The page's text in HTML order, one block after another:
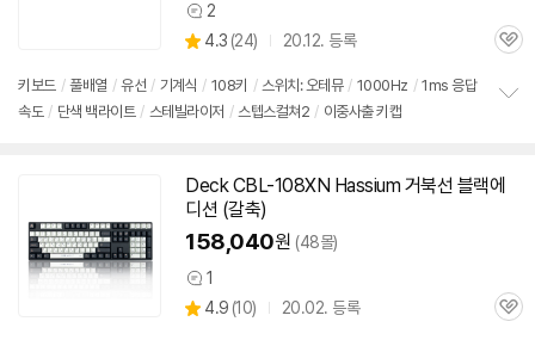
상
품
견
2
별
점
4.3 (상
리
뷰
24) 20.12. 등록
관
키보드 / 풀배열 / 유선 / 기계식 / 108키 / 스위치: 오테뮤 / 1000Hz / 1ms 응답
속도 / 단색 백라이트 / 스테빌라이저 / 스텝스컬쳐2 / 이중사출 키캡
Deck CBL-108XN Hassium 거북선 블랙에
디션 (갈축)
158,040원 (48몰)
상
품
1
별
4.9 (상
10) 20.02. 등록
관